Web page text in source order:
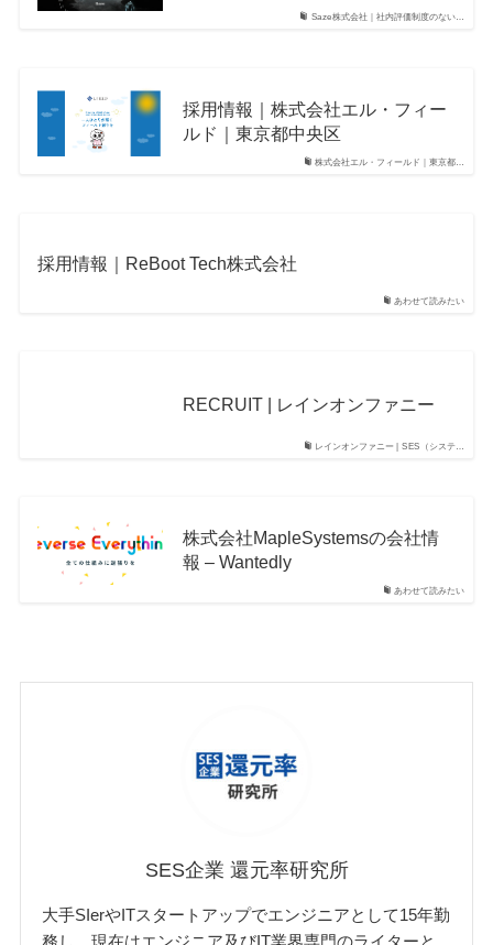
Saze株式会社｜社内評価制度のない…
株式会社エル・フィールド｜東京都…
採用情報｜株式会社エル・フィー
ルド｜東京都中央区
あわせて読みたい
採用情報｜ReBoot Tech株式会社
レインオンファニー | SES（システ…
RECRUIT | レインオンファニー
あわせて読みたい
株式会社MapleSystemsの会社情
報 – Wantedly
SES企業 還元率研究所
大手SIerやITスタートアップでエンジニアとして15年勤